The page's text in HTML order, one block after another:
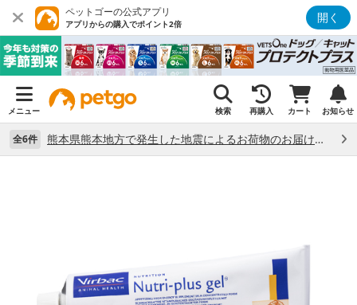
ペットゴーの公式アプリ
アプリからの購入でポイント2倍 開く
メニュー 検索 再購入 カート お知らせ
全6件 熊本県熊本地方で発生した地震によるお荷物のお届け状況について （7/28）